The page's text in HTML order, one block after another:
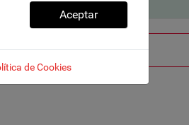
Aceptar
de Cookies